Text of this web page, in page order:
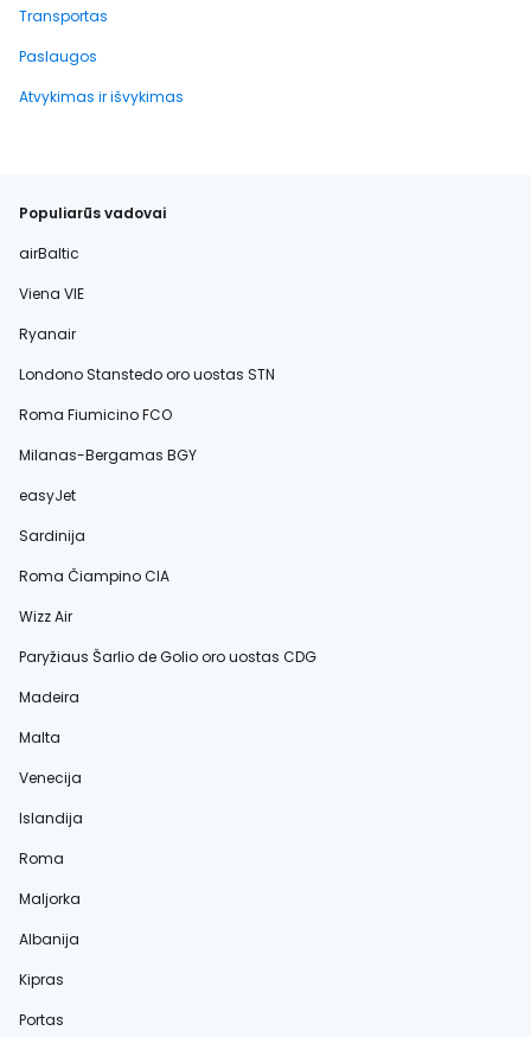
Transportas
Paslaugos
Atvykimas ir išvykimas
Populiarūs vadovai
airBaltic
Viena VIE
Ryanair
Londono Stanstedo oro uostas STN
Roma Fiumicino FCO
Milanas-Bergamas BGY
easyJet
Sardinija
Roma Čiampino CIA
Wizz Air
Paryžiaus Šarlio de Golio oro uostas CDG
Madeira
Malta
Venecija
Islandija
Roma
Maljorka
Albanija
Kipras
Portas